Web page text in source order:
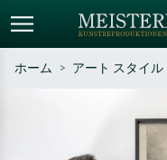
作家名・作品名・スタイル
– 例：モネ、星月夜、印象派
ホーム アート スタイル